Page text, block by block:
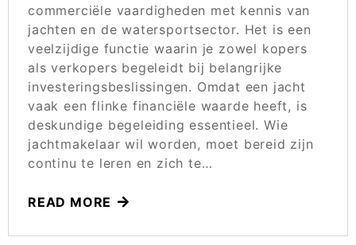
commerciële vaardigheden met kennis van
jachten en de watersportsector. Het is een
veelzijdige functie waarin je zowel kopers
als verkopers begeleidt bij belangrijke
investeringsbeslissingen. Omdat een jacht
vaak een flinke financiële waarde heeft, is
deskundige begeleiding essentieel. Wie
jachtmakelaar wil worden, moet bereid zijn
continu te leren en zich te…
READ MORE